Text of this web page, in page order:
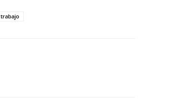
trabajo